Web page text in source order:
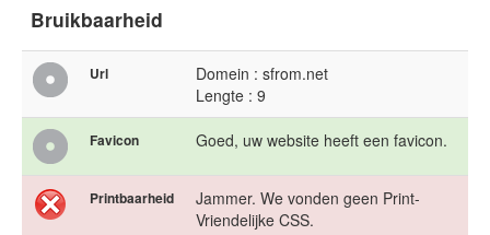
Bruikbaarheid
Url
Domein : sfrom.net
Lengte : 9
Favicon Goed, uw website heeft een favicon.
Printbaarheid
Jammer. We vonden geen Print-
Vriendelijke CSS.